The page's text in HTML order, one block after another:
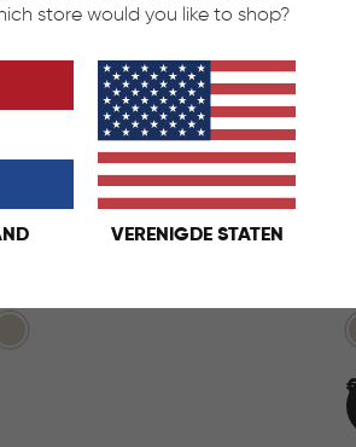
store would you like to shop?
VERENIGDE STATEN
€